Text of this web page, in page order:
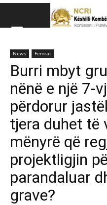
Këshillit
News Femrat
Burri mbyt
nënë e një 7-
përdorur
tjera duhet të
mënyrë që
projektligjin
parandaluar
grave?